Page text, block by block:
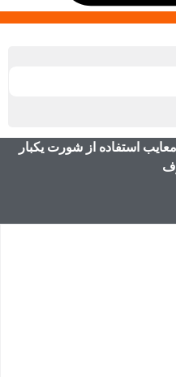
استفاده از شورت یکبار